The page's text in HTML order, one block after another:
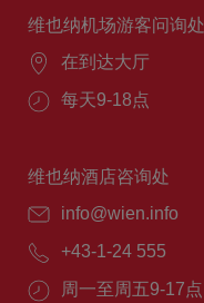
维也纳机场游客问询处
在到达大厅
每天9-18点
维也纳酒店咨询处
info@wien.info
+43-1-24 555
周一至周五9-17点